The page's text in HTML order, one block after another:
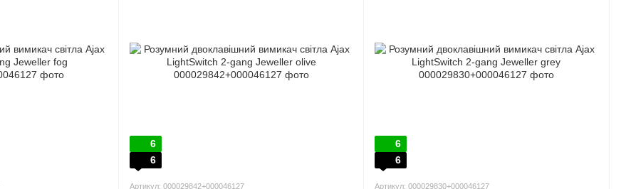
6
6
Артикул: 000029842+000046127
6
6
Артикул: 000029830+000046127